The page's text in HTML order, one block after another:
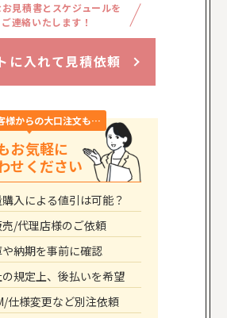
見積書とスケジュールを
ご連絡いたします！
に入れて見積依頼
様からの大口注文も…
お気軽に
せください
入による値引は可能？
/代理店様のご依頼
納期を事前に確認
の規定上、後払いを希望
仕様変更など別注依頼